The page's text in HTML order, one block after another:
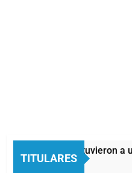
TITULARES
Quilmes: detuvieron a
7 Horas Atrás